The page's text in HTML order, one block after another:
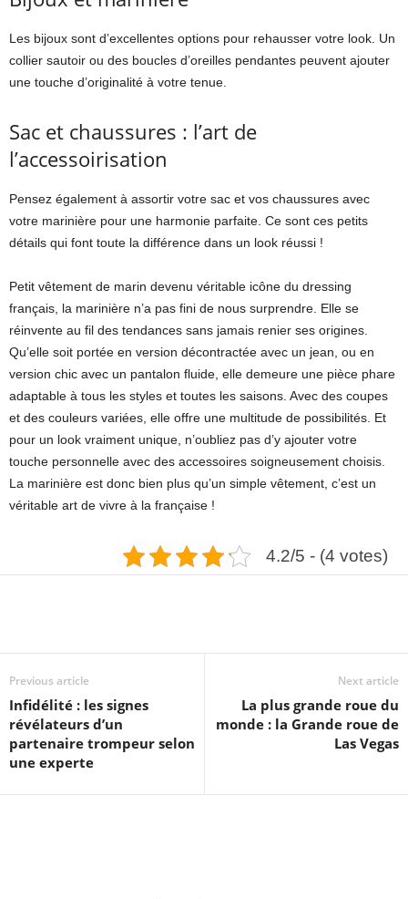
Les bijoux sont d’excellentes options pour rehausser votre look. Un
collier sautoir ou des boucles d’oreilles pendantes peuvent ajouter
une touche d’originalité à votre tenue.
Sac et chaussures : l’art de
l’accessoirisation
Pensez également à assortir votre sac et vos chaussures avec
votre marinière pour une harmonie parfaite. Ce sont ces petits
détails qui font toute la différence dans un look réussi !
Petit vêtement de marin devenu véritable icône du dressing
français, la marinière n’a pas fini de nous surprendre. Elle se
réinvente au fil des tendances sans jamais renier ses origines.
Qu’elle soit portée en version décontractée avec un jean, ou en
version chic avec un pantalon fluide, elle demeure une pièce phare
adaptable à tous les styles et toutes les saisons. Avec des coupes
et des couleurs variées, elle offre une multitude de possibilités. Et
pour un look vraiment unique, n’oubliez pas d’y ajouter votre
touche personnelle avec des accessoires soigneusement choisis.
La marinière est donc bien plus qu’un simple vêtement, c’est un
véritable art de vivre à la française !
4.2/5 - (4 votes)
Previous article
Infidélité : les signes
révélateurs d’un
partenaire trompeur selon
une experte
Next article
La plus grande roue du
monde : la Grande roue de
Las Vegas